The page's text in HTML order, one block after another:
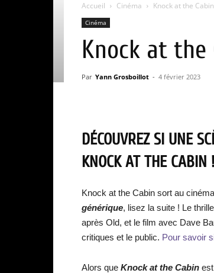
Accueil Cinéma Knock at the
Cinéma
Knock at the
Par Yann Grosboillot - 4 février 2023
DÉCOUVREZ SI UNE
KNOCK AT THE CABIN !
Knock at the Cabin sort au
générique, lisez la suite ! Le
après Old, et le film avec Dave
critiques et le public. Pour savoir
Alors que Knock at the Cabin